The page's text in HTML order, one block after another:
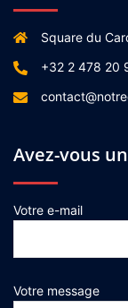
Square du
+32 2 478 20
Avez-vous
Votre e-mail
Votre message